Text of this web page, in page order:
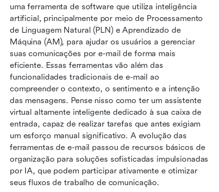
uma ferramenta de software que utiliza inteligência
artificial, principalmente por meio de Processamento
de Linguagem Natural (PLN) e Aprendizado de
Máquina (AM), para ajudar os usuários a gerenciar
suas comunicações por e-mail de forma mais
eficiente. Essas ferramentas vão além das
funcionalidades tradicionais de e-mail ao
compreender o contexto, o sentimento e a intenção
das mensagens. Pense nisso como ter um assistente
virtual altamente inteligente dedicado à sua caixa de
entrada, capaz de realizar tarefas que antes exigiam
um esforço manual significativo. A evolução das
ferramentas de e-mail passou de recursos básicos de
organização para soluções sofisticadas impulsionadas
por IA, que podem participar ativamente e otimizar
seus fluxos de trabalho de comunicação.